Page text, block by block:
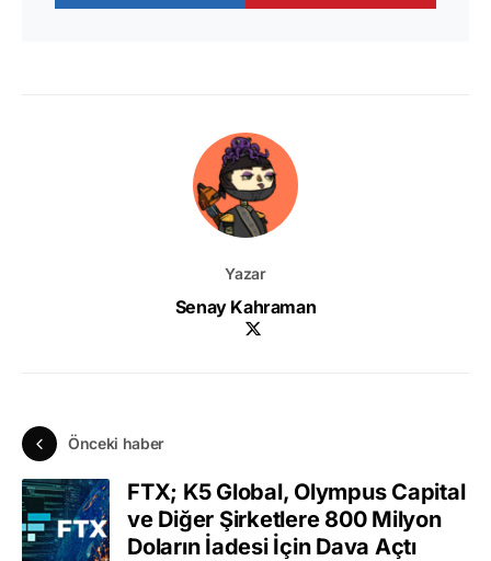
Yazar
Senay Kahraman
Önceki haber
FTX; K5 Global, Olympus Capital
ve Diğer Şirketlere 800 Milyon
Doların İadesi İçin Dava Açtı